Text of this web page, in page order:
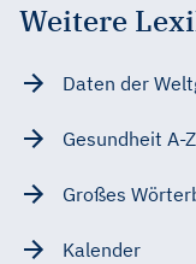
Weitere
Daten der
Gesundheit A-Z
Großes
Kalender